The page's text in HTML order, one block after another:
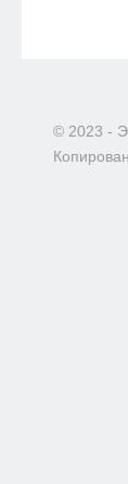
© 2023 -